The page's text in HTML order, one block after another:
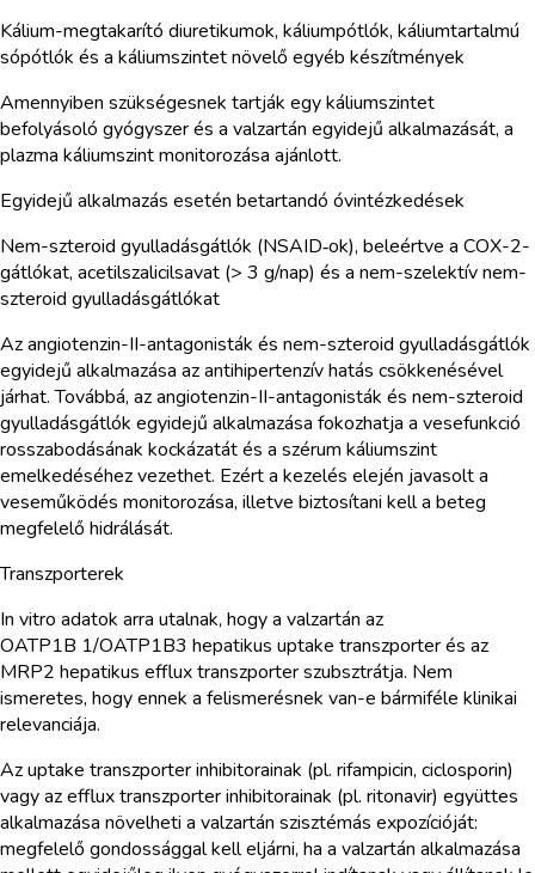
Kálium-megtakarító diuretikumok, káliumpótlók, káliumtartalmú
sópótlók és a káliumszintet növelő egyéb készítmények
Amennyiben szükségesnek tartják egy káliumszintet
befolyásoló gyógyszer és a valzartán egyidejű alkalmazását, a
plazma káliumszint monitorozása ajánlott.
Egyidejű alkalmazás esetén betartandó óvintézkedések
Nem-szteroid gyulladásgátlók (NSAID‑ok), beleértve a COX-2-
gátlókat, acetilszalicilsavat (> 3 g/nap) és a nem-szelektív nem-
szteroid gyulladásgátlókat
Az angiotenzin-II-antagonisták és nem-szteroid gyulladásgátlók
egyidejű alkalmazása az antihipertenzív hatás csökkenésével
járhat. Továbbá, az angiotenzin-II-antagonisták és nem-szteroid
gyulladásgátlók egyidejű alkalmazása fokozhatja a vesefunkció
rosszabodásának kockázatát és a szérum káliumszint
emelkedéséhez vezethet. Ezért a kezelés elején javasolt a
veseműködés monitorozása, illetve biztosítani kell a beteg
megfelelő hidrálását.
Transzporterek
In vitro adatok arra utalnak, hogy a valzartán az
OATP1B 1/OATP1B3 hepatikus uptake transzporter és az
MRP2 hepatikus efflux transzporter szubsztrátja. Nem
ismeretes, hogy ennek a felismerésnek van-e bármiféle klinikai
relevanciája.
Az uptake transzporter inhibitorainak (pl. rifampicin, ciclosporin)
vagy az efflux transzporter inhibitorainak (pl. ritonavir) együttes
alkalmazása növelheti a valzartán szisztémás expozícióját:
megfelelő gondossággal kell eljárni, ha a valzartán alkalmazása